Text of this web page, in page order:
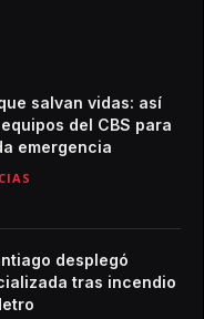
salvan vidas: así
del CBS para
emergencia
desplegó
tras incendio